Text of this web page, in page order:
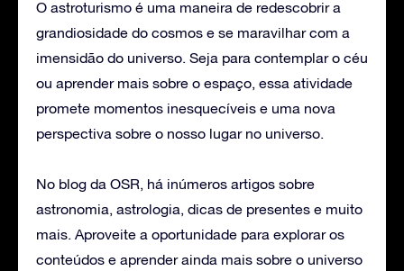
O astroturismo é uma maneira de redescobrir a
grandiosidade do cosmos e se maravilhar com a
imensidão do universo. Seja para contemplar o céu
ou aprender mais sobre o espaço, essa atividade
promete momentos inesquecíveis e uma nova
perspectiva sobre o nosso lugar no universo.
No blog da OSR, há inúmeros artigos sobre
astronomia, astrologia, dicas de presentes e muito
mais. Aproveite a oportunidade para explorar os
conteúdos e aprender ainda mais sobre o universo